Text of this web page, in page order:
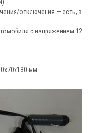
отключения — есть, в
с напряжением 12
мм.